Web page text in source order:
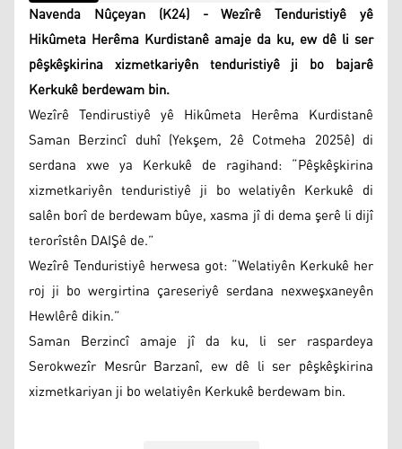
Navenda Nûçeyan (K24) - Wezîrê Tenduristiyê yê
Hikûmeta Herêma Kurdistanê amaje da ku, ew dê li ser
pêşkêşkirina xizmetkariyên tenduristiyê ji bo bajarê
Kerkukê berdewam bin.
Wezîrê Tendirustiyê yê Hikûmeta Herêma Kurdistanê
Saman Berzincî duhî (Yekşem, 2ê Cotmeha 2025ê) di
serdana xwe ya Kerkukê de ragihand: “Pêşkêşkirina
xizmetkariyên tenduristiyê ji bo welatiyên Kerkukê di
salên borî de berdewam bûye, xasma jî di dema şerê li dijî
terorîstên DAIŞê de.”
Wezîrê Tenduristiyê herwesa got: “Welatiyên Kerkukê her
roj ji bo wergirtina çareseriyê serdana nexweşxaneyên
Hewlêrê dikin.”
Saman Berzincî amaje jî da ku, li ser raspardeya
Serokwezîr Mesrûr Barzanî, ew dê li ser pêşkêşkirina
xizmetkariyan ji bo welatiyên Kerkukê berdewam bin.